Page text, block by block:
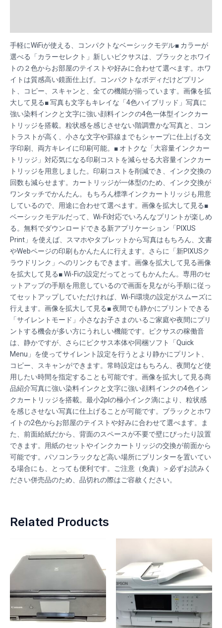
手軽にWiFiが使える、コンパクトなベーシックモデル■ カラーが
選べる「カラーセレクト」新しいピクサスは、ブラックとホワイ
トの２色からお部屋のテイストや好みに合わせて選べます。ホワ
イトは質感高い鏡面仕上げ。コンパクトなボディだけどプリン
ト、コピー、スキャンと、全ての機能が揃っています。画像を拡
大して見る■ 写真も文字もキレイな「4色ハイブリッド」写真に
強い染料インクと文字に強い顔料インクの4色一体型インクカー
トリッジを搭載。粒状感を感じさせない階調豊かな写真と、コン
トラストが高く、小さな文字や罫線までもシャープに仕上げる文
字印刷、両方キレイに印刷可能。■ オトクな「大容量インクカー
トリッジ」対応気になる印刷コストを減らせる大容量インクカー
トリッジを用意しました。印刷コストを削減でき、インク交換の
回数も減らせます。カートリッジが一体型のため、インク交換が
ワンタッチでかんたん。もちろん標準インクカートリッジも用意
しているので、用途に合わせて選べます。画像を拡大して見る■
ベーシックモデルだって、Wi-Fi対応でいろんなプリントが楽しめ
る。無料でダウンロードできる新アプリケーション「PIXUS
Print」を使えば、スマホやタブレットから写真はもちろん、文書
やWebページの印刷もかんたんに行えます。さらに「新PIXUSク
ラウドリンク」へのリンクもできます。画像を拡大して見る画像
を拡大して見る■ Wi-Fiの設定だってとってもかんたん。専用のセ
ットアップの手順を用意しているので画面を見ながら手順に従っ
てセットアップしていただければ、Wi-Fi環境の設定がスムーズに
行えます。画像を拡大して見る■ 夜間でも静かにプリントできる
「サイレントモード」小さなお子さまのいるご家庭や夜間にプリ
ントする機会が多い方にうれしい機能です。ピクサスの稼働音
は、静かですが、さらにピクサス本体や同梱ソフト「Quick
Menu」を使ってサイレント設定を行うとより静かにプリント、
コピー、スキャンができます。常時設定はもちろん、夜間など使
用したい時間を指定することも可能です。画像を拡大して見る商
品紹介写真に強い染料インクと文字に強い顔料インクの4色イン
クカートリッジを搭載。最小2plの極小インク滴により、粒状感
を感じさせない写真に仕上げることが可能です。ブラックとホワ
イトの2色からお部屋のテイストや好みに合わせて選べます。ま
た、前面給紙だから、背面のスペースが不要で壁にぴったり設置
できます。用紙のセットやインクカートリッジの交換が前面から
可能です。パソコンラックなど高い場所にプリンターを置いてい
る場合にも、とっても便利です。ご注意（免責）＞必ずお読みく
ださい併売品のため、品切れの際はご容赦ください。
Related Products